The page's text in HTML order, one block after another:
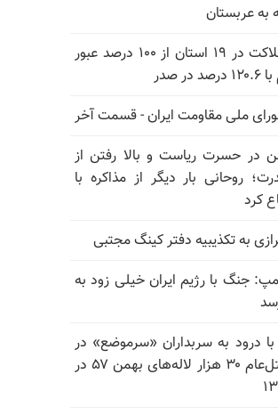
به عربستان
شاخص فلاکت در ۱۹ استان از ۱۰۰ درصد عبور
صدر
ملی مقاومت ایران - قسمت آخر
حسرت ریاست و بالا رفتن از
روحانی بار دیگر از مذاکره با
کرد
به تکذیبیه دفتر کینگ مجتبی
جنگ با رژیم ایران خیلی زود به
با درود به سربداران «سرموضع» در
سالگرد قتل‌عام ۳۰ هزار لاله‌های بهمن ۵۷ در